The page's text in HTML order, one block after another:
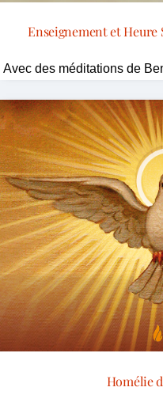
Enseignement et Heure
Avec des méditations de
Homélie